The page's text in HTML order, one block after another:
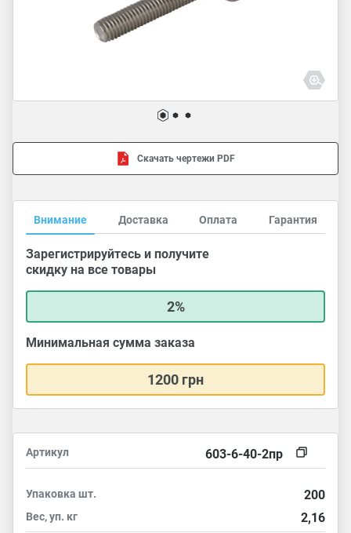
Скачать чертежи PDF
Внимание Доставка Оплата Гарантия
Зарегистрируйтесь и получите
скидку на все товары
2%
Минимальная сумма заказа
1200 грн
Артикул 603-6-40-2пр
Упаковка шт. 200
Вес, уп. кг 2,16